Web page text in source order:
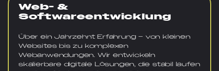
Web- &
Softwareentwicklung
Über ein Jahrzehnt Erfahrung – von kleinen
Websites bis zu komplexen
Webanwendungen. Wir entwickeln
skalierbare digitale Lösungen, die stabil laufen